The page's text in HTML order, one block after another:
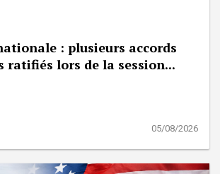
: plusieurs accords
ratifiés lors de la session...
05/08/2026